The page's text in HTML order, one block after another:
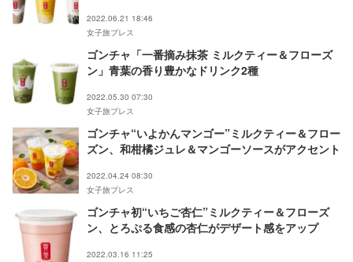
2022.06.21 18:46
女子旅プレス
ゴンチャ「一番摘み抹茶 ミルクティー＆フローズ
ン」青葉の香り豊かなドリンク2種
2022.05.30 07:30
女子旅プレス
ゴンチャ“いよかんマンゴー”ミルクティー＆フロー
ズン、和柑橘ジュレ＆マンゴーソースがアクセント
2022.04.24 08:30
女子旅プレス
ゴンチャ初“いちご杏仁”ミルクティー＆フローズ
ン、とろぷる食感の杏仁がデザート感をアップ
2022.03.16 11:25